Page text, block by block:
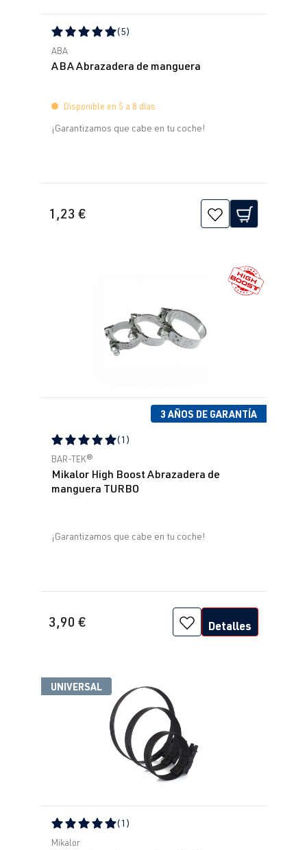
Calificación promedio de 5 de 5 estrellas
(5)
ABA
ABA Abrazadera de manguera
Disponible en 5 a 8 días
¡Garantizamos que cabe en tu coche!
1,23 €
3 AÑOS DE GARANTÍA
Calificación promedio de 5 de 5 estrellas
(1)
BAR-TEK®
Mikalor High Boost Abrazadera de
manguera TURBO
¡Garantizamos que cabe en tu coche!
3,90 € Detalles
UNIVERSAL
Calificación promedio de 5 de 5 estrellas
(1)
Mikalor